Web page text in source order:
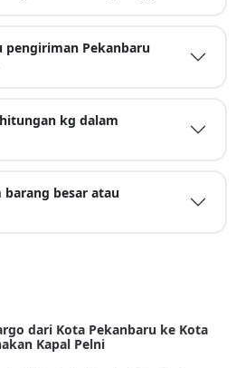
pengiriman Pekanbaru
kg dalam
besar atau
dari Kota Pekanbaru ke Kota
Kapal Pelni